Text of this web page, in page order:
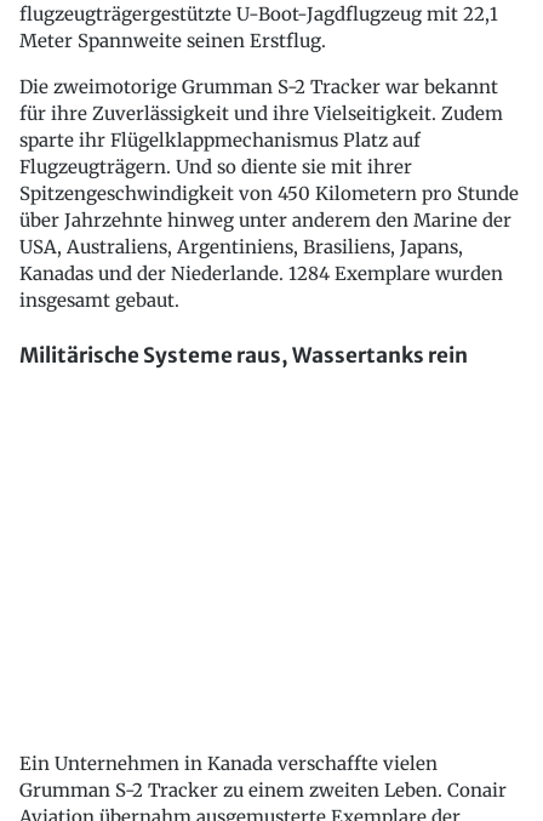
flugzeugträgergestützte U-Boot-Jagdflugzeug mit 22,1
Meter Spannweite seinen Erstflug.
Die zweimotorige Grumman S-2 Tracker war bekannt
für ihre Zuverlässigkeit und ihre Vielseitigkeit. Zudem
sparte ihr Flügelklappmechanismus Platz auf
Flugzeugträgern. Und so diente sie mit ihrer
Spitzengeschwindigkeit von 450 Kilometern pro Stunde
über Jahrzehnte hinweg unter anderem den Marine der
USA, Australiens, Argentiniens, Brasiliens, Japans,
Kanadas und der Niederlande. 1284 Exemplare wurden
insgesamt gebaut.
Militärische Systeme raus, Wassertanks rein
Ein Unternehmen in Kanada verschaffte vielen
Grumman S-2 Tracker zu einem zweiten Leben. Conair